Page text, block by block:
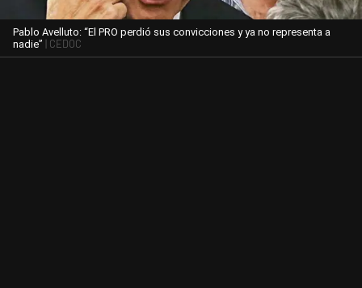
Pablo Avelluto: “El PRO perdió sus convicciones y ya no representa a
nadie” | CEDOC